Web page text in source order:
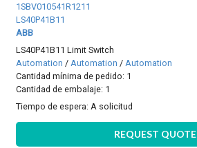
1SBV010541R1211
LS40P41B11
ABB
LS40P41B11 Limit Switch
Automation /Automation /Automation
Cantidad mínima de pedido: 1
Cantidad de embalaje: 1
Tiempo de espera:A solicitud
REQUEST QUOTE